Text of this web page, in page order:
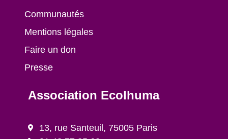
Communautés
Mentions légales
Faire un don
Presse
Association Ecolhuma
13, rue Santeuil, 75005 Paris